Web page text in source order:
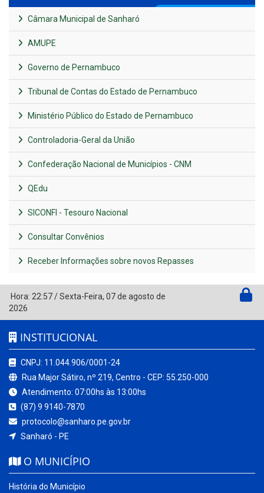
Câmara Municipal de Sanharó
AMUPE
Governo de Pernambuco
Tribunal de Contas do Estado de Pernambuco
Ministério Público do Estado de Pernambuco
Controladoria-Geral da União
Confederação Nacional de Municípios - CNM
QEdu
SICONFI - Tesouro Nacional
Consultar Convênios
Receber Informações sobre novos Repasses
Hora: 22:57/Sexta-Feira, 07 de agosto de
2026
INSTITUCIONAL
CNPJ: 11.044.906/0001-24
Rua Major Sátiro, nº 219, Centro - CEP: 55.250-000
Atendimento: 07:00hs às 13:00hs
(87) 9 9140-7870
protocolo@sanharo.pe.gov.br
Sanharó - PE
O MUNICÍPIO
História do Município